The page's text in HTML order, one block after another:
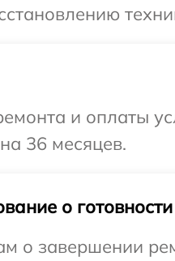
и оплаты
36 месяцев.
о готовности
о завершении